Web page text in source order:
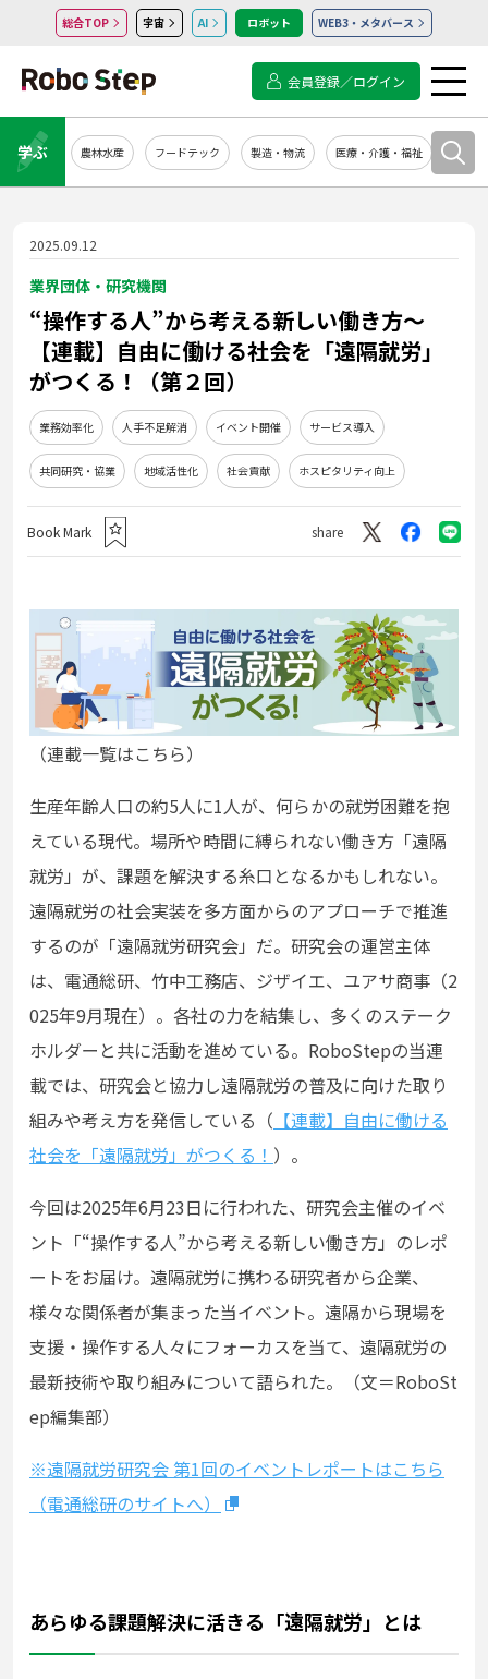
総合TOP 宇宙 AI ロボット WEB3・メタバース
会員登録／ログイン
学ぶ 農林水産 フードテック 製造・物流 医療・介護・福祉 シス
2025.09.12
業界団体・研究機関
“操作する人”から考える新しい働き方～
【連載】自由に働ける社会を「遠隔就労」
がつくる！（第２回）
業務効率化 人手不足解消 イベント開催 サービス導入
共同研究・協業 地域活性化 社会貢献 ホスピタリティ向上
Book Mark share
（連載一覧はこちら）
生産年齢人口の約5人に1人が、何らかの就労困難を抱
えている現代。場所や時間に縛られない働き方「遠隔
就労」が、課題を解決する糸口となるかもしれない。
遠隔就労の社会実装を多方面からのアプローチで推進
するのが「遠隔就労研究会」だ。研究会の運営主体
は、電通総研、竹中工務店、ジザイエ、ユアサ商事（2
025年9月現在）。各社の力を結集し、多くのステーク
ホルダーと共に活動を進めている。 RoboStepの当連
載では、研究会と協力し遠隔就労の普及に向けた取り
組みや考え方を発信している（ 【連載】自由に働ける
社会を「遠隔就労」がつくる！ ）。
今回は2025年6月23日に行われた、研究会主催のイベ
ント「“操作する人”から考える新しい働き方」のレポ
ートをお届け。遠隔就労に携わる研究者から企業、
様々な関係者が集まった当イベント。遠隔から現場を
支援・操作する人々にフォーカスを当て、遠隔就労の
最新技術や取り組みについて語られた。（文＝RoboSt
ep編集部）
※遠隔就労研究会第1回のイベント レポートはこちら
（電通総研のサイトへ）
あらゆる課題解決に活きる「遠隔就労」とは